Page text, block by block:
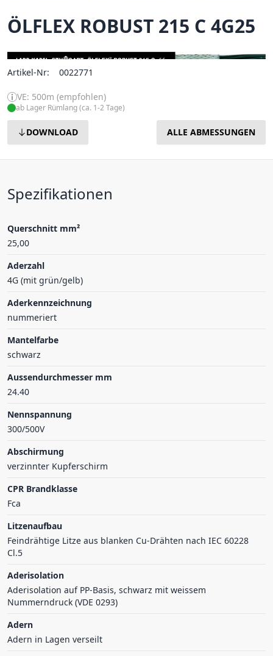
ÖLFLEX ROBUST 215 C 4G25
Artikel-Nr: 0022771
VE: 500m (empfohlen)
ab Lager Rümlang (ca. 1-2 Tage)
DOWNLOAD ALLE ABMESSUNGEN
Spezifikationen
Querschnitt mm²
25,00
Aderzahl
4G (mit grün/gelb)
Aderkennzeichnung
nummeriert
Mantelfarbe
schwarz
Aussendurchmesser mm
24.40
Nennspannung
300/500V
Abschirmung
verzinnter Kupferschirm
CPR Brandklasse
Fca
Litzenaufbau
Feindrähtige Litze aus blanken Cu-Drähten nach IEC 60228
Cl.5
Aderisolation
Aderisolation auf PP-Basis, schwarz mit weissem
Nummerndruck (VDE 0293)
Adern
Adern in Lagen verseilt